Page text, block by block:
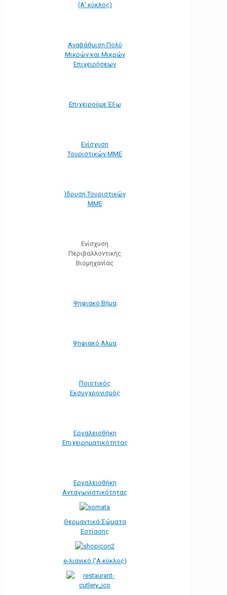
(Α' κύκλος)
Αναβάθμιση Πολύ
Μικρών και Μικρών
Επιχειρήσεων
Επιχειρούμε Έξω
Ενίσχυση
Τουριστικών ΜΜΕ
Ίδρυση Τουριστικών
ΜΜΕ
Ενίσχυση
Περιβαλλοντικής
Βιομηχανίας
Ψηφιακό Βήμα
Ψηφιακό Άλμα
Ποιοτικός
Εκσυγχρονισμός
Εργαλειοθήκη
Eπιχειρηματικότητας
Εργαλειοθήκη
Ανταγωνιστικότητας
Θερμαντικά Σώματα
Εστίασης
e-λιανικό ('Α κύκλος)